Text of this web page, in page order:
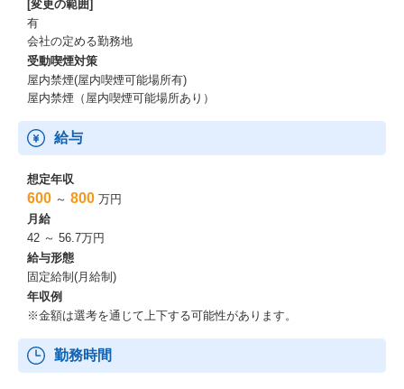
また、育児と仕事の両立を経験した女性管理職も複数活躍中で
す。
[変更の範囲]
有
会社の定める勤務地
受動喫煙対策
屋内禁煙(屋内喫煙可能場所有)
屋内禁煙（屋内喫煙可能場所あり）
給与
想定年収
600 ～ 800 万円
月給
42 ～ 56.7万円
給与形態
固定給制(月給制)
年収例
※金額は選考を通じて上下する可能性があります。
勤務時間